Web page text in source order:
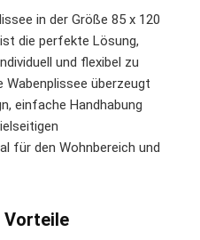
in der Größe 85 x 120
die perfekte Lösung,
und flexibel zu
überzeugt
einfache Handhabung
für den Wohnbereich und
Vorteile